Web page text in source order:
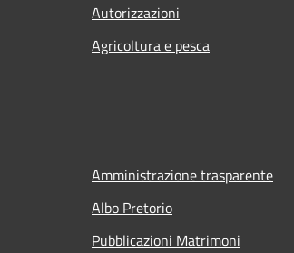
Autorizzazioni
Agricoltura e pesca
Amministrazione trasparente
Albo Pretorio
Pubblicazioni Matrimoni